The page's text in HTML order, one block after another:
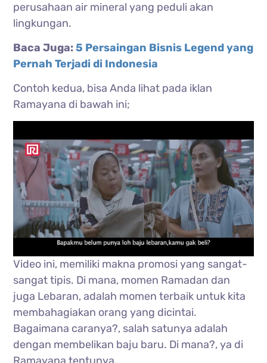
perusahaan air mineral yang peduli akan
lingkungan.
Baca Juga:5 Persaingan Bisnis Legend yang
Pernah Terjadi di Indonesia
Contoh kedua, bisa Anda lihat pada iklan
Ramayana di bawah ini;
Video ini, memiliki makna promosi yang sangat-
sangat tipis. Di mana, momen Ramadan dan
juga Lebaran, adalah momen terbaik untuk kita
membahagiakan orang yang dicintai.
Bagaimana caranya?, salah satunya adalah
dengan membelikan baju baru. Di mana?, ya di